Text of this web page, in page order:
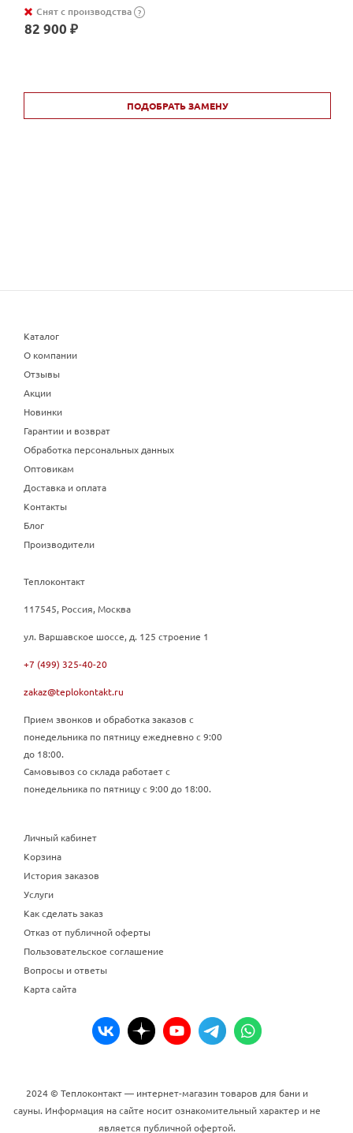
Снят с производства ?
82 900 ₽
ПОДОБРАТЬ ЗАМЕНУ
Каталог
О компании
Отзывы
Акции
Новинки
Гарантии и возврат
Обработка персональных данных
Оптовикам
Доставка и оплата
Контакты
Блог
Производители
Теплоконтакт
117545, Россия, Москва
ул. Варшавское шоссе, д. 125 строение 1
+7 (499) 325-40-20
zakaz@teplokontakt.ru
Прием звонков и обработка заказов с
понедельника по пятницу ежедневно с 9:00
до 18:00.
Самовывоз со склада работает с
понедельника по пятницу с 9:00 до 18:00.
Личный кабинет
Корзина
История заказов
Услуги
Как сделать заказ
Отказ от публичной оферты
Пользовательское соглашение
Вопросы и ответы
Карта сайта
2024 © Теплоконтакт — интернет-магазин товаров для бани и
сауны. Информация на сайте носит ознакомительный характер и не
является публичной офертой.